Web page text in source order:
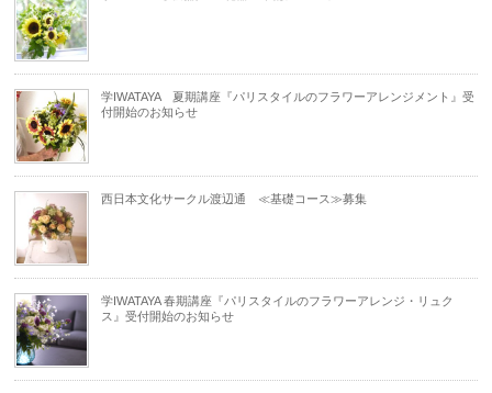
学IWATAYA 夏期講座『パリスタイルのフラワーアレンジメント』受
付開始のお知らせ
西日本文化サークル渡辺通 ≪基礎コース≫募集
学IWATAYA 春期講座『パリスタイルのフラワーアレンジ・リュク
ス』受付開始のお知らせ